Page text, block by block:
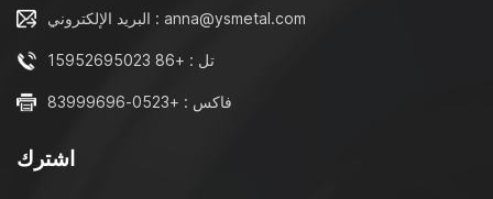
البريد الإلكتروني : anna@ysmetal.com
تل : +86 15952695023
فاكس : +0523-83999696
اشترك